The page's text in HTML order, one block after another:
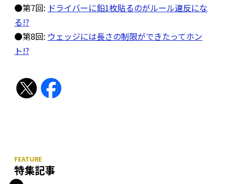
●第7回: ドライバーに鉛1枚貼るのがルール違反にな
る!?
●第8回: ウェッジには長さの制限ができたってホン
ト!?
特集記事